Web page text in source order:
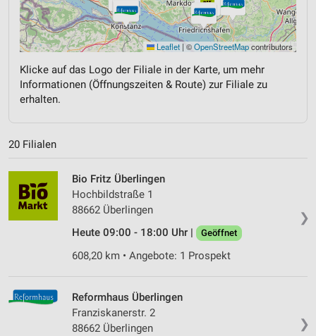
Leaflet | ©OpenStreetMapcontributors
Klicke auf das Logo der Filiale in der Karte, um mehr
Informationen (Öffnungszeiten & Route) zur Filiale zu
erhalten.
20 Filialen
❯
Bio Fritz Überlingen
Hochbildstraße 1
88662 Überlingen
Heute 09:00 - 18:00 Uhr |
Geöffnet
608,20 km • Angebote: 1 Prospekt
❯
Reformhaus Überlingen
Franziskanerstr. 2
88662 Überlingen